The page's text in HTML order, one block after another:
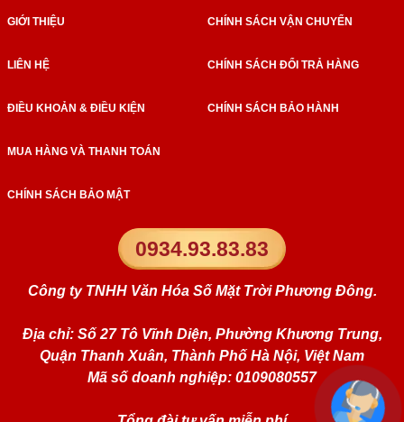
0934.93.83.83
Công ty TNHH Văn Hóa Số Mặt Trời Phương Đông.
Địa chỉ: Số 27 Tô Vĩnh Diện, Phường Khương Trung,
Quận Thanh Xuân, Thành Phố Hà Nội, Việt Nam
Mã số doanh nghiệp: 0109080557
GIỚI THIỆU
LIÊN HỆ
ĐIỀU KHOẢN & ĐIỀU KIỆN
MUA HÀNG VÀ THANH TOÁN
CHÍNH SÁCH BẢO MẬT
CHÍNH SÁCH VẬN CHUYỂN
CHÍNH SÁCH ĐỔI TRẢ HÀNG
CHÍNH SÁCH BẢO HÀNH